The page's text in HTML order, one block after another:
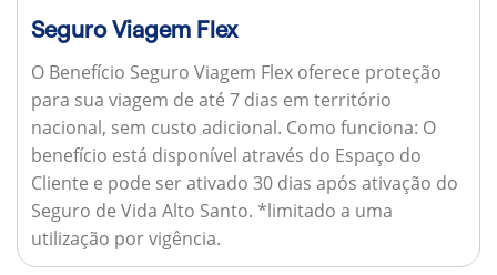
Seguro Viagem Flex
O Benefício Seguro Viagem Flex oferece proteção
para sua viagem de até 7 dias em território
nacional, sem custo adicional. Como funciona: O
benefício está disponível através do Espaço do
Cliente e pode ser ativado 30 dias após ativação do
Seguro de Vida Alto Santo. *limitado a uma
utilização por vigência.